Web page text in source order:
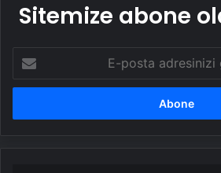
Sitemize abone
posta
adresinizi